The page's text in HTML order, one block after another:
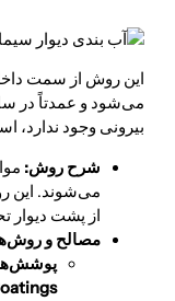
این روش از سمت
می‌شود و عمدتاً در
بیرونی وجود ندارد،
شرح روش:
می‌شوند. این
از پشت دیوار
مصالح و